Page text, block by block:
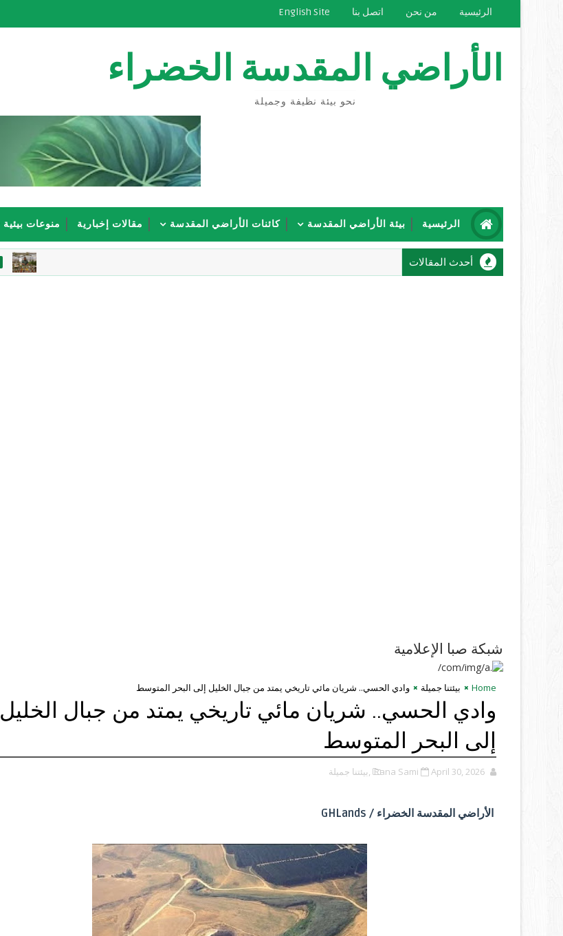
الرئيسية من نحن اتصل بنا English Site
الأراضي المقدسة الخضراء
نحو بيئة نظيفة وجميلة
الرئيسية بيئة الأراضي المقدسة كائنات الأراضي المقدسة مقالات إخبارية منوعات بيئية
أحدث المقالات مبادرات بيئية
شبكة صبا الإعلامية
Home بيئتنا جميلة وادي الحسي.. شريان مائي تاريخي يمتد من جبال الخليل إلى البحر المتوسط
وادي الحسي.. شريان مائي تاريخي يمتد من جبال الخليل
إلى البحر المتوسط
Rana Sami April 30, 2026 ,بيئتنا جميلة
الأراضي المقدسة الخضراء / GHLands